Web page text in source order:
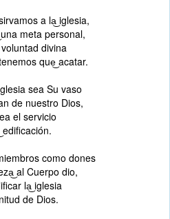
a la͜ iglesia,
meta personal,
divina
que͜ acatar.
sea Su vaso
de nuestro Dios,
el servicio
como dones
al Cuerpo dio,
la͜ iglesia
de Dios.